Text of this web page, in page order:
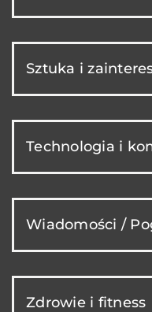
Sztuka i
Technologia i
Wiadomości /
Zdrowie i fitness